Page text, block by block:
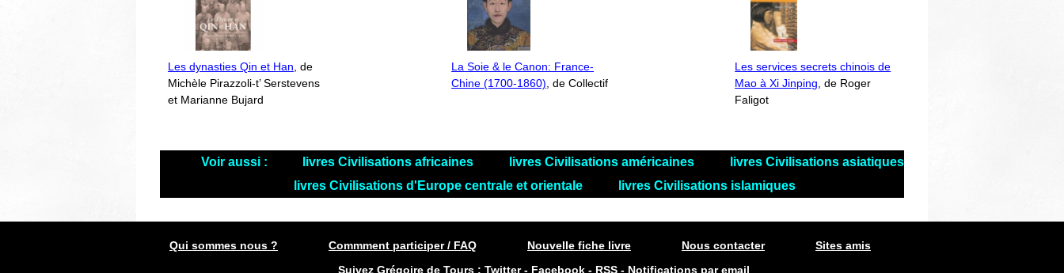
Les dynasties Qin et Han, de
Michèle Pirazzoli-t’ Serstevens
et Marianne Bujard
La Soie & le Canon: France-
Chine (1700-1860), de Collectif
Les services secrets chinois de
Mao à Xi Jinping, de Roger
Faligot
Voir aussi : livres Civilisations africaines livres Civilisations américaines
livres Civilisations asiatiques
livres Civilisations d'Europe centrale et orientale
livres Civilisations islamiques
Qui sommes nous ? Commment participer / FAQ Nouvelle fiche livre Nous contacter
Sites amis
Suivez Grégoire de Tours : Twitter- Facebook - RSS - Notifications par email